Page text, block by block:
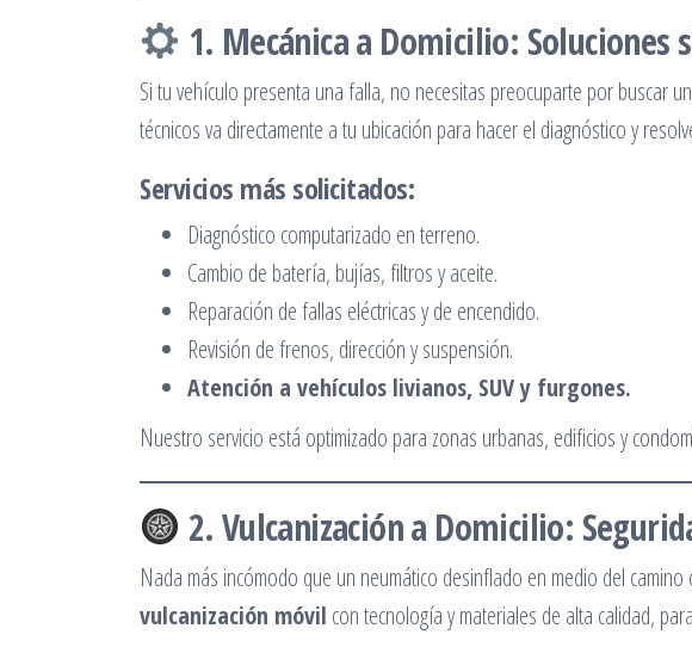
1. Mecánica a Domicilio:
Si tu vehículo presenta una falla, no necesitas preocuparte por buscar
técnicos va directamente a tu ubicación para hacer el diagnóstico y
Servicios más solicitados:
Diagnóstico computarizado en terreno.
Cambio de batería, bujías, filtros y aceite.
Reparación de fallas eléctricas y de encendido.
Revisión de frenos, dirección y suspensión.
Atención a vehículos livianos, SUV y furgones.
Nuestro servicio está optimizado para zonas urbanas, edificios y
2. Vulcanización a Domicilio:
Nada más incómodo que un neumático desinflado en medio del
vulcanización móvil con tecnología y materiales de alta calidad,